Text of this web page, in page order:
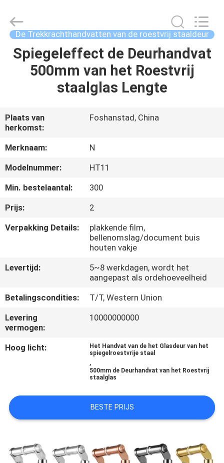
HUIS
PRODUCTEN
ONGEVEER
ONS
FABRIEKSREIS
CONTACTEER
GEVALLEN
SITEMAP
POLICY
Supplier.
Copyright
2021
Foshan
De Trekkrachthandvatten van de roestvrij staaldeur
Spiegeleffect de Deurhandvat
500mm van het Roestvrij
staalglas Lengte
Plaats van
herkomst:
Foshanstad, China
Merknaam:
N
Modelnummer:
HT11
Min. bestelaantal:
300
Prijs:
2
Verpakking Details:
plakkende film,
bellenomslag/document buis
houten vakje
Levertijd:
5~8 werkdagen, wordt het
aangepast als ordehoeveelheid
Betalingscondities:
T/T, Western Union
Levering
vermogen:
10000000000
Hoog licht:
Het Handvat van de het Glasdeur van het
spiegelroestvrije staal
,
500mm de Deurhandvat van het Roestvrij
staalglas
BESTE PRIJS